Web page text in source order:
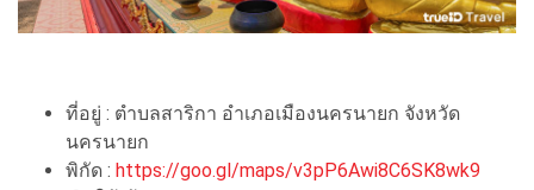
ที่อยู่ : ตำบลสาริกา อำเภอเมืองนครนายก จังหวัด
นครนายก
พิกัด : https://goo.gl/maps/v3pP6Awi8C6SK8wk9